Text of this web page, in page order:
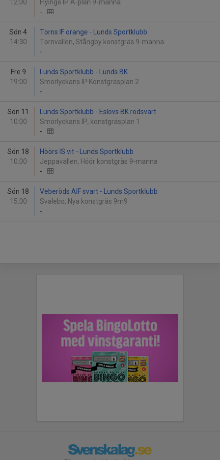
12:00
Flyinge IP A-plan 9-manna
-
Sön 4
14:30
Torns IF orange - Lunds Sportklubb
Tornvallen, Stångby konstgräs 9-manna
-
Fre 9
19:00
Lunds Sportklubb - Lunds BK
Smörlyckans IP Konstgräsplan 2
-
Sön 11
10:00
Lunds Sportklubb - Eslövs BK rödsvart
Smörlyckans IP, konstgräsplan 1
-
Sön 18
10:00
Höörs IS vit - Lunds Sportklubb
Jeppavallen, Höör konstgräs 9-manna
-
Sön 18
15:00
Veberöds AIF svart - Lunds Sportklubb
Svalebo, Nya konstgräs 9m9
-